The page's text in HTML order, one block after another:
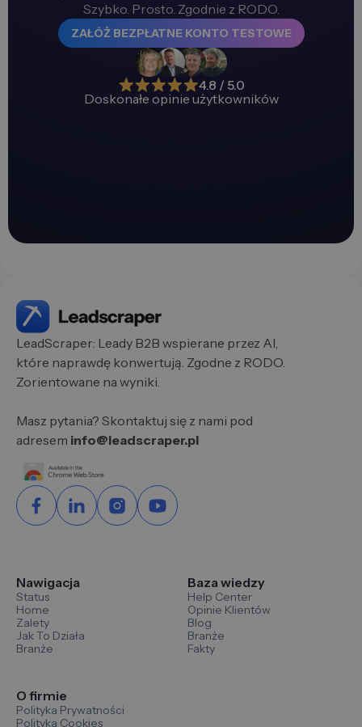
Szybko. Prosto. Zgodnie z RODO.
ZAŁÓŻ BEZPŁATNE KONTO TESTOWE
4.8 / 5.0
Doskonałe opinie użytkowników
LeadScraper: Leady B2B wspierane przez AI,
które naprawdę konwertują. Zgodne z RODO.
Zorientowane na wyniki.
Masz pytania? Skontaktuj się z nami pod
adresem info@leadscraper.pl
Nawigacja
Status
Home
Zalety
Jak To Działa
Branże
Baza wiedzy
Help Center
Opinie Klientów
Blog
Branże
Fakty
O firmie
Polityka Prywatności
Polityka Cookies